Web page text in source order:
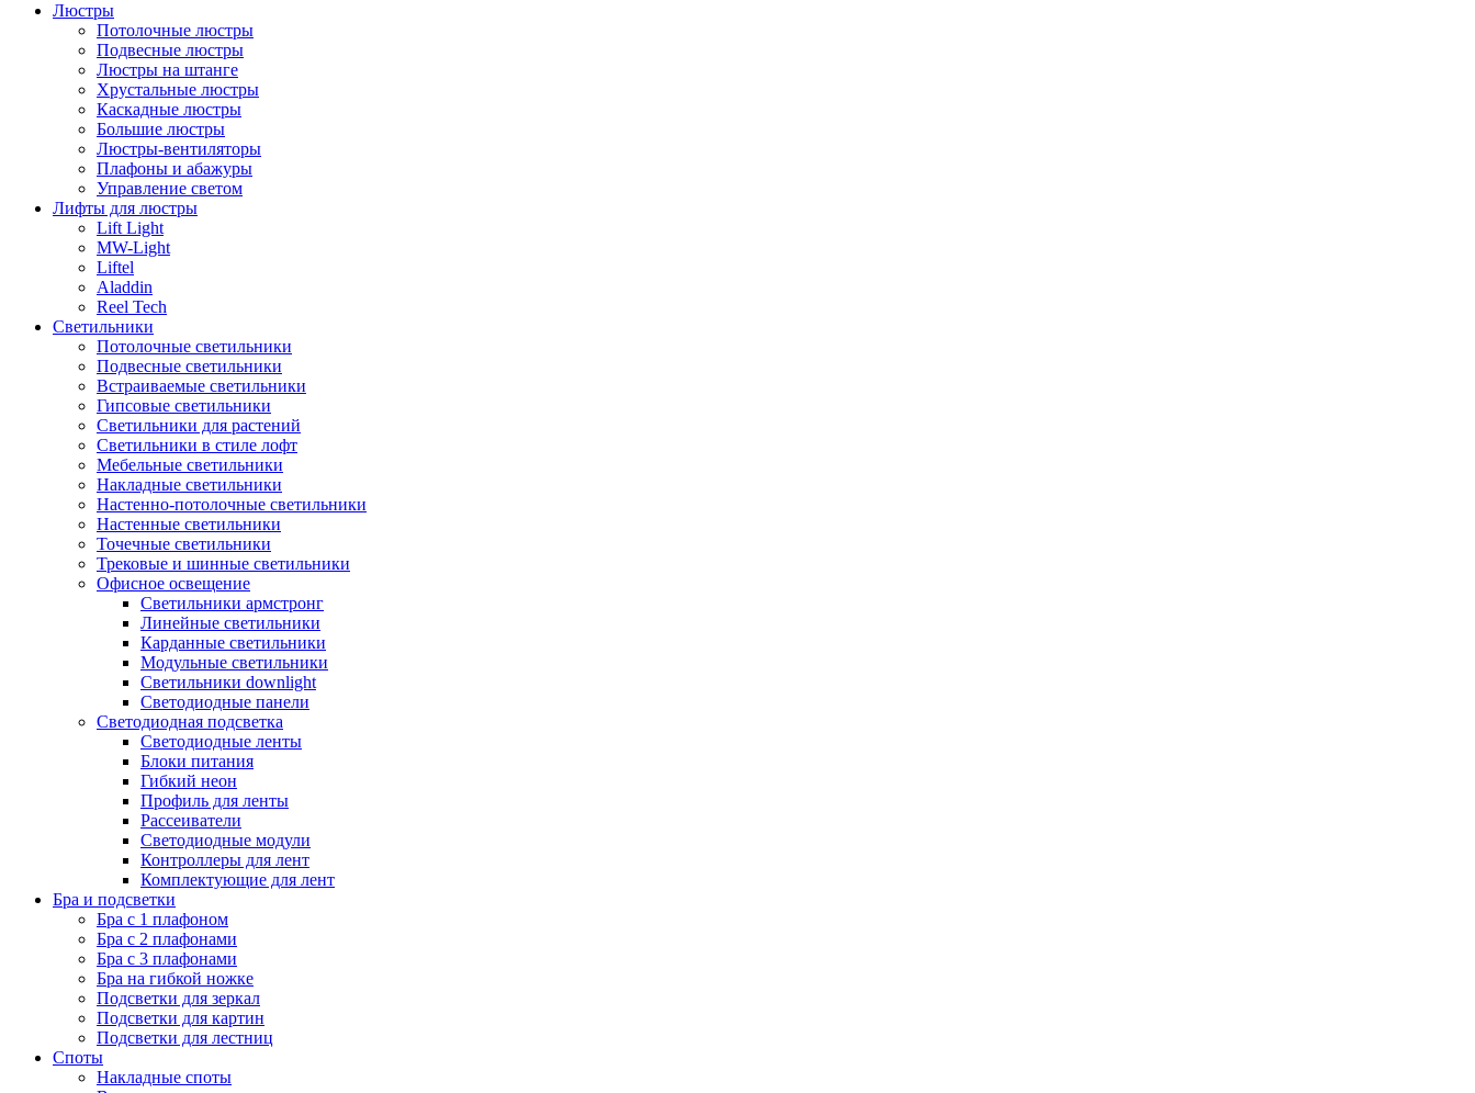
Люстры
Потолочные люстры
Подвесные люстры
Люстры на штанге
Хрустальные люстры
Каскадные люстры
Большие люстры
Люстры-вентиляторы
Плафоны и абажуры
Управление светом
Лифты для люстры
Lift Light
MW-Light
Liftel
Aladdin
Reel Tech
Светильники
Потолочные светильники
Подвесные светильники
Встраиваемые светильники
Гипсовые светильники
Светильники для растений
Светильники в стиле лофт
Мебельные светильники
Накладные светильники
Настенно-потолочные светильники
Настенные светильники
Точечные светильники
Трековые и шинные светильники
Офисное освещение
Светильники армстронг
Линейные светильники
Карданные светильники
Модульные светильники
Светильники downlight
Светодиодные панели
Светодиодная подсветка
Светодиодные ленты
Блоки питания
Гибкий неон
Профиль для ленты
Рассеиватели
Светодиодные модули
Контроллеры для лент
Комплектующие для лент
Бра и подсветки
Бра с 1 плафоном
Бра с 2 плафонами
Бра с 3 плафонами
Бра на гибкой ножке
Подсветки для зеркал
Подсветки для картин
Подсветки для лестниц
Споты
Накладные споты